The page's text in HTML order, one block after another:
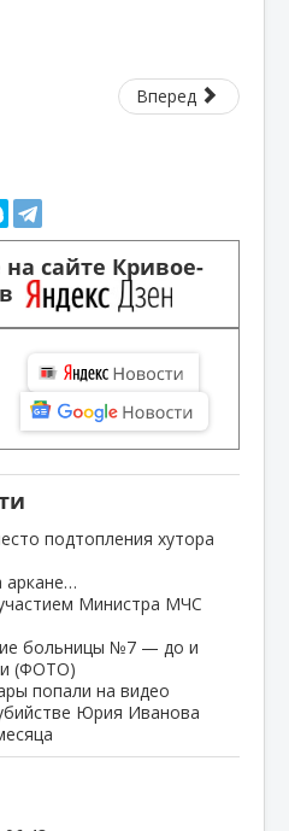
Вперед
сайте Кривое-
подтопления хутора
Министра МЧС
больницы №7 — до и
(ФОТО)
попали на видео
Юрия Иванова